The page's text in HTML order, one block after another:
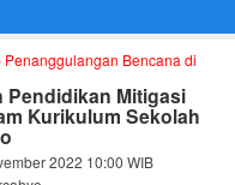
Bencana di
Pendidikan Mitigasi
Kurikulum Sekolah
2022 10:00 WIB